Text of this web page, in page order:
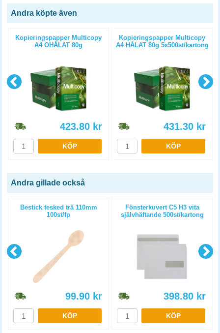
Andra köpte även
Kopieringspapper Multicopy
A4 OHÅLAT 80g
423.80 kr
KÖP
Kopieringspapper Multicopy
A4 HÅLAT 80g 5x500st/kartong
431.30 kr
KÖP
Andra gillade också
Bestick tesked trä 110mm
100st/fp
99.90 kr
KÖP
Fönsterkuvert C5 H3 vita
självhäftande 500st/kartong
398.80 kr
KÖP